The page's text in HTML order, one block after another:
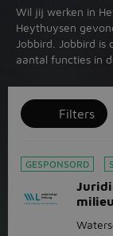
Wil jij werken in
Heythuysen
Jobbird. Jobbird
aantal functies in
Filters
GESPONSORD